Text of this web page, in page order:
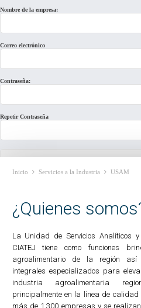
Nombre de la empresa:
Correo electrónico
Contraseña:
Repetir Contraseña
Inicio Servicios a la Industria USAM
¿Quienes
La Unidad de Servicios Analíticos y
CIATEJ tiene como funciones
agroalimentario de la región así
integrales especializados para
industria agroalimentaria
principalmente en la línea de
más de 1,300 empresas y se